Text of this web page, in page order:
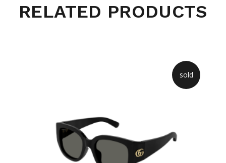
RELATED PRODUCTS
sold